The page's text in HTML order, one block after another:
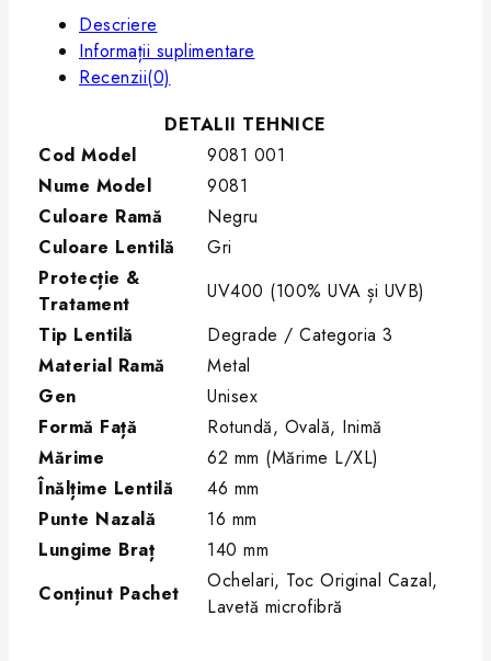
Descriere
Informații suplimentare
Recenzii(0)
DETALII TEHNICE
Cod Model
9081 001
Nume Model
9081
Culoare Ramă
Negru
Culoare Lentilă
Gri
Protecție &
Tratament
UV400 (100% UVA și UVB)
Tip Lentilă
Degrade / Categoria 3
Material Ramă
Metal
Gen
Unisex
Formă Față
Rotundă, Ovală, Inimă
Mărime
62 mm (Mărime L/XL)
Înălțime Lentilă
46 mm
Punte Nazală
16 mm
Lungime Braț
140 mm
Conținut Pachet
Ochelari, Toc Original Cazal,
Lavetă microfibră